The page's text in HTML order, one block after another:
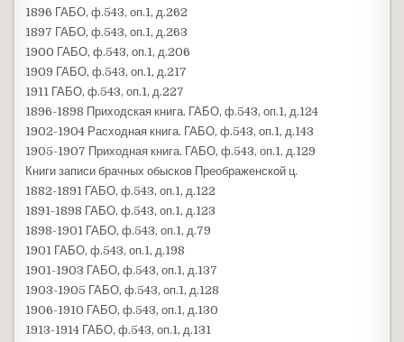
1896 ГАБО, ф.543, оп.1, д.262
1897 ГАБО, ф.543, оп.1, д.263
1900 ГАБО, ф.543, оп.1, д.206
1909 ГАБО, ф.543, оп.1, д.217
1911 ГАБО, ф.543, оп.1, д.227
1896-1898 Приходская книга. ГАБО, ф.543, оп.1, д.124
1902-1904 Расходная книга. ГАБО, ф.543, оп.1, д.143
1905-1907 Приходная книга. ГАБО, ф.543, оп.1, д.129
Книги записи брачных обысков Преображенской ц.
1882-1891 ГАБО, ф.543, оп.1, д.122
1891-1898 ГАБО, ф.543, оп.1, д.123
1898-1901 ГАБО, ф.543, оп.1, д.79
1901 ГАБО, ф.543, оп.1, д.198
1901-1903 ГАБО, ф.543, оп.1, д.137
1903-1905 ГАБО, ф.543, оп.1, д.128
1906-1910 ГАБО, ф.543, оп.1, д.130
1913-1914 ГАБО, ф.543, оп.1, д.131